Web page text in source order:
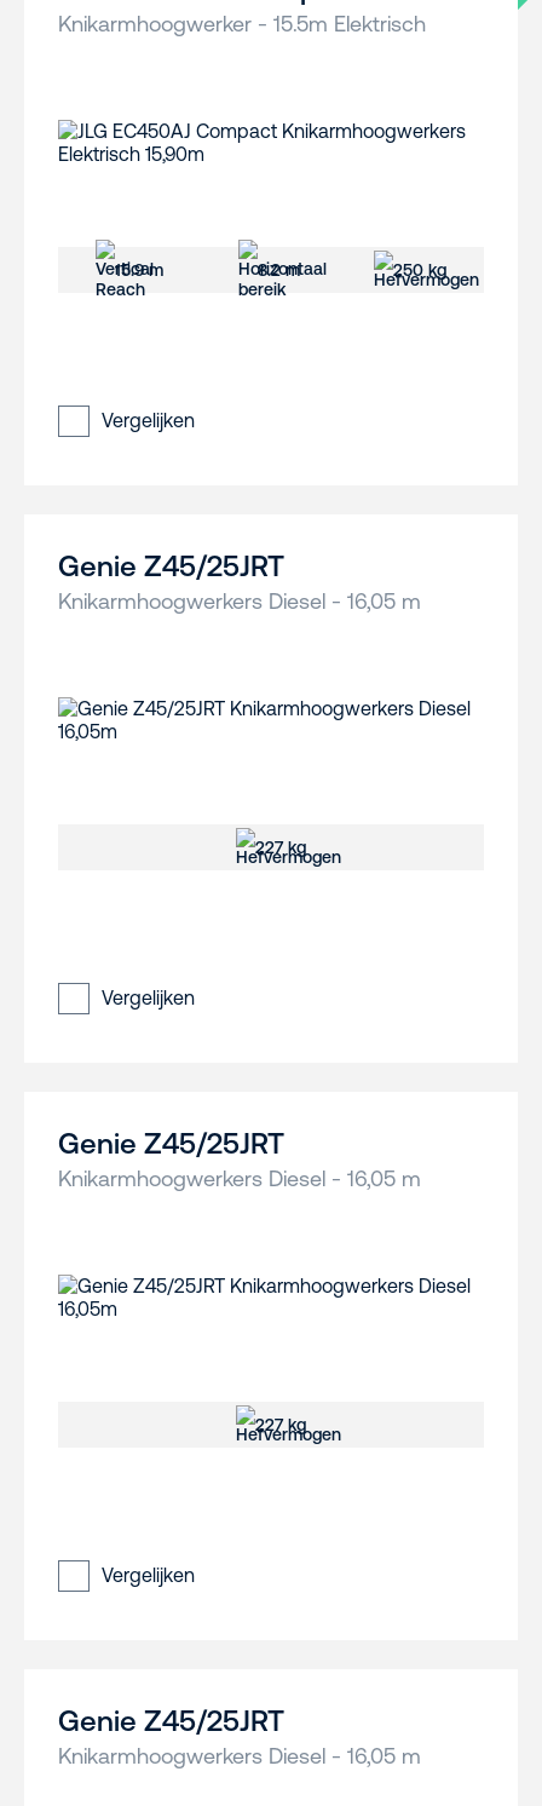
Knikarmhoogwerker - 15.5m Elektrisch
15.9 m 8.2 m 250 kg
Vergelijken
Genie Z45/25JRT
Knikarmhoogwerkers Diesel - 16,05 m
227 kg
Vergelijken
Genie Z45/25JRT
Knikarmhoogwerkers Diesel - 16,05 m
227 kg
Vergelijken
Genie Z45/25JRT
Knikarmhoogwerkers Diesel - 16,05 m